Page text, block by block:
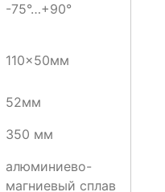
-75°…+90°
110×50мм
52мм
350 мм
алюминиево-
магниевый сплав